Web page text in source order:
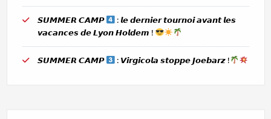
𝙎𝙐𝙈𝙈𝙀𝙍 𝘾𝘼𝙈𝙋
: 𝙡𝙚 𝙙𝙚𝙧𝙣𝙞𝙚𝙧 𝙩𝙤𝙪𝙧𝙣𝙤𝙞 𝙖𝙫𝙖𝙣𝙩 𝙡𝙚𝙨
𝙫𝙖𝙘𝙖𝙣𝙘𝙚𝙨 𝙙𝙚 𝙇𝙮𝙤𝙣 𝙃𝙤𝙡𝙙𝙚𝙢 !
𝙎𝙐𝙈𝙈𝙀𝙍 𝘾𝘼𝙈𝙋 : 𝙑𝙞𝙧𝙜𝙞𝙘𝙤𝙡𝙖 𝙨𝙩𝙤𝙥𝙥𝙚 𝙅𝙤𝙚𝙗𝙖𝙧𝙯 !